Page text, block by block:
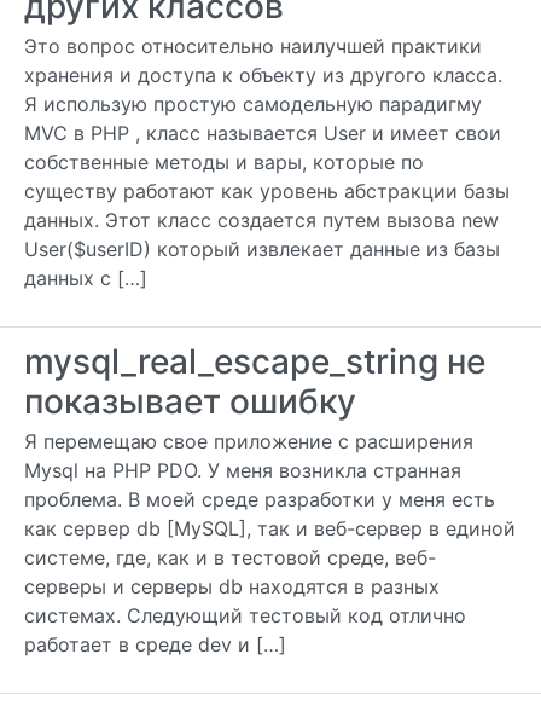
Это вопрос относительно наилучшей практики
хранения и доступа к объекту из другого класса.
Я использую простую самодельную парадигму
MVC в PHP , класс называется User и имеет свои
собственные методы и вары, которые по
существу работают как уровень абстракции базы
данных. Этот класс создается путем вызова new
User($userID) который извлекает данные из базы
данных с […]
mysql_real_escape_string не
показывает ошибку
Я перемещаю свое приложение с расширения
Mysql на PHP PDO. У меня возникла странная
проблема. В моей среде разработки у меня есть
как сервер db [MySQL], так и веб-сервер в единой
системе, где, как и в тестовой среде, веб-
серверы и серверы db находятся в разных
системах. Следующий тестовый код отлично
работает в среде dev и […]